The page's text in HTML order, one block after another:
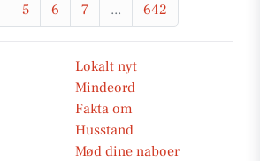
5 6 7 ... 642
Lokalt nyt
Mindeord
Fakta om
Husstand
Mød dine naboer